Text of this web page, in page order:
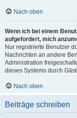
Nach oben
Wenn ich bei einem
aufgefordert, mich
Nur registrierte Benutzer
Nachrichten an andere
Administration
dieses Systems durch
Nach oben
Beiträge schreiben